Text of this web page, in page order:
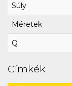
Súly
Méretek
Q
Címkék